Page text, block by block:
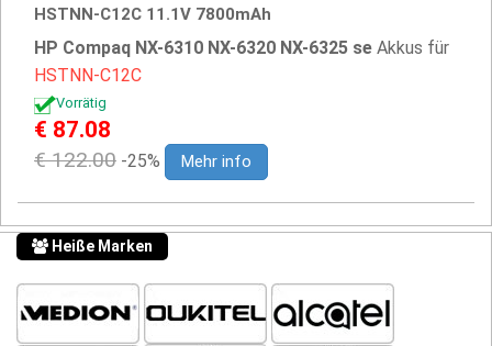
HSTNN-C12C 11.1V 7800mAh
HP Compaq NX-6310 NX-6320 NX-6325 se Akkus für
HSTNN-C12C
Vorrätig
€ 87.08
€ 122.00 -25% Mehr info
Heiße Marken